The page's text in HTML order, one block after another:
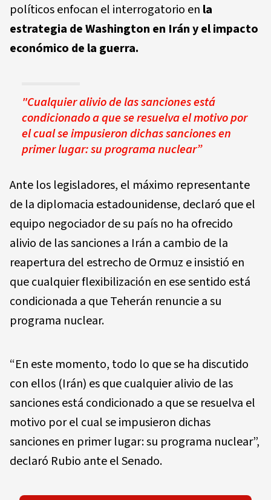
políticos enfocan el interrogatorio en la
estrategia de Washington en Irán y el impacto
económico de la guerra.
"Cualquier alivio de las sanciones está
condicionado a que se resuelva el motivo por
el cual se impusieron dichas sanciones en
primer lugar: su programa nuclear”
Ante los legisladores, el máximo representante
de la diplomacia estadounidense, declaró que el
equipo negociador de su país no ha ofrecido
alivio de las sanciones a Irán a cambio de la
reapertura del estrecho de Ormuz e insistió en
que cualquier flexibilización en ese sentido está
condicionada a que Teherán renuncie a su
programa nuclear.
“En este momento, todo lo que se ha discutido
con ellos (Irán) es que cualquier alivio de las
sanciones está condicionado a que se resuelva el
motivo por el cual se impusieron dichas
sanciones en primer lugar: su programa nuclear”,
declaró Rubio ante el Senado.